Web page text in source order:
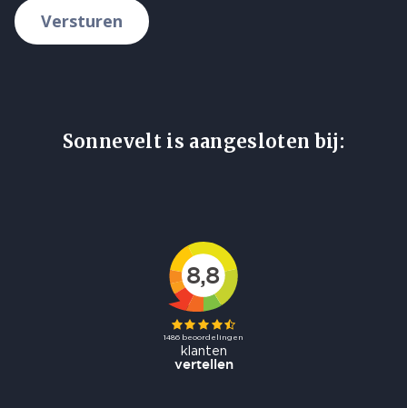
Versturen
Sonnevelt is aangesloten bij: